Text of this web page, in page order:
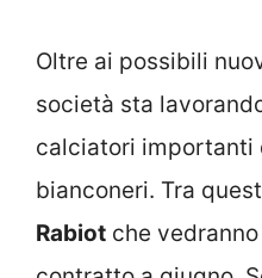
Oltre ai possibili
società sta
calciatori
bianconeri. Tra
Rabiot che